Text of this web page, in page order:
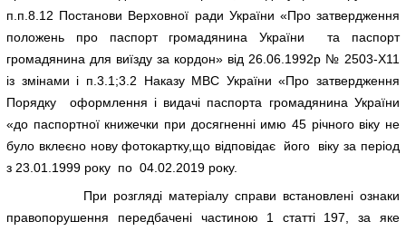
п.п.8.12 Постанови Верховної ради України «Про затвердження
положень про паспорт громадянина України та паспорт
громадянина для виїзду за кордон» від 26.06.1992р № 2503-Х11
із змінами і п.3.1;3.2 Наказу МВС України «Про затвердження
Порядку оформлення і видачі паспорта громадянина України
«до паспортної книжечки при досягненні имю 45 річного віку не
було вклеєно нову фотокартку,що відповідає його віку за період
з 23.01.1999 року по 04.02.2019 року.
При розгляді матеріалу справи встановлені ознаки
правопорушення передбачені частиною 1 статті 197, за яке